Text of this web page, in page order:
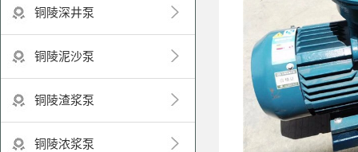
铜陵深井泵
铜陵泥沙泵
铜陵渣浆泵
铜陵浓浆泵